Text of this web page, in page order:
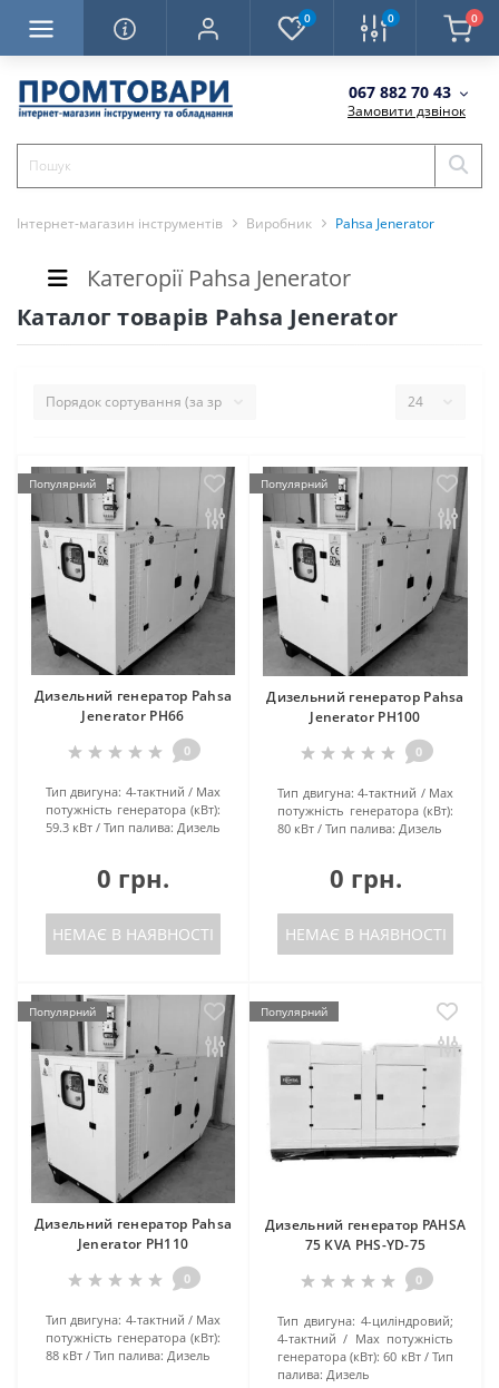
0 0 0
067 882 70 43
Замовити дзвінок
Інтернет-магазин інструментів Виробник Pahsa Jenerator
Категорії Pahsa Jenerator
Каталог товарів Pahsa Jenerator
Популярний
Дизельний генератор Pahsa
Jenerator PH66
0
Тип двигуна: 4-тактний
Маx
потужність генератора (кВт):
59.3 кВт
Тип палива: Дизель
0 грн.
НЕМАЄ В НАЯВНОСТІ
Популярний
Дизельний генератор Pahsa
Jenerator PH100
0
Тип двигуна: 4-тактний
Маx
потужність генератора (кВт):
80 кВт
Тип палива: Дизель
0 грн.
НЕМАЄ В НАЯВНОСТІ
Популярний
Дизельний генератор Pahsa
Jenerator PH110
0
Тип двигуна: 4-тактний
Маx
потужність генератора (кВт):
88 кВт
Тип палива: Дизель
Популярний
Дизельний генератор PAHSA
75 KVA PHS-YD-75
0
Тип двигуна: 4-циліндровий;
4-тактний
Маx потужність
генератора (кВт): 60 кВт
Тип
палива: Дизель